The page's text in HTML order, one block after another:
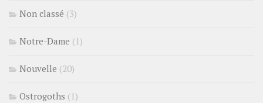
Non classé (3)
Notre-Dame (1)
Nouvelle (20)
Ostrogoths (1)